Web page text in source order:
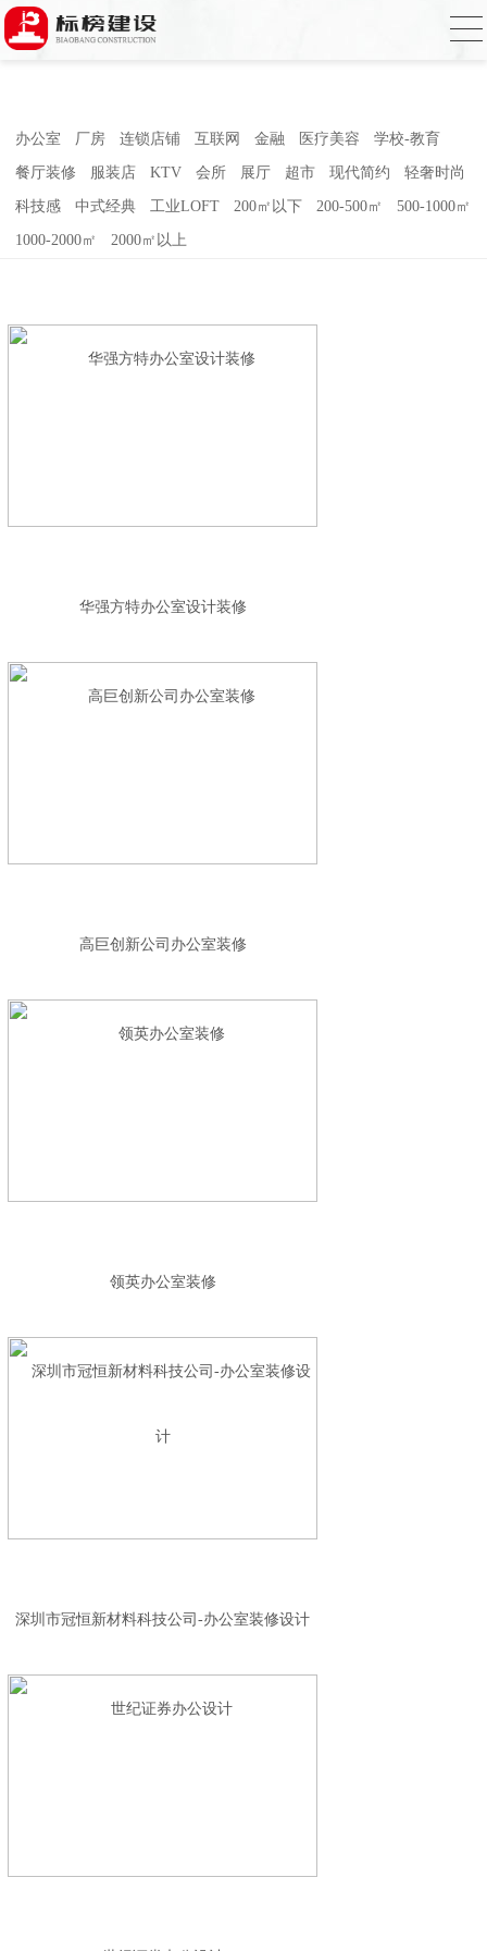
香蕉视频在线免费,香蕉视频导航,黄色香蕉
视频下载,91香蕉APP成人污在线观看
办公室 厂房 连锁店铺 互联网 金融 医疗美容 学校-教育
餐厅装修 服装店 KTV 会所 展厅 超市 现代简约 轻奢时尚
科技感 中式经典 工业LOFT 200㎡以下 200-500㎡ 500-1000㎡
1000-2000㎡ 2000㎡以上
华强方特办公室设计装修
高巨创新公司办公室装修
领英办公室装修
深圳市冠恒新材料科技公司-办公室装修设计